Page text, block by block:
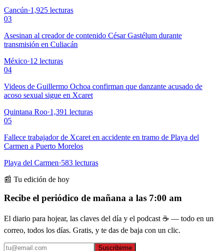
Cancún·1,925 lecturas
03
Asesinan al creador de contenido César Gastélum durante
transmisión en Culiacán
México·12 lecturas
04
Videos de Guillermo Ochoa confirman que danzante acusado de
acoso sexual sigue en Xcaret
Quintana Roo·1,391 lecturas
05
Fallece trabajador de Xcaret en accidente en tramo de Playa del
Carmen a Puerto Morelos
Playa del Carmen·583 lecturas
📰 Tu edición de hoy
Recibe el periódico de mañana a las 7:00 am
El diario para hojear, las claves del día y el podcast ☕ — todo en un
correo, todos los días. Gratis, y te das de baja con un clic.
Suscribirme